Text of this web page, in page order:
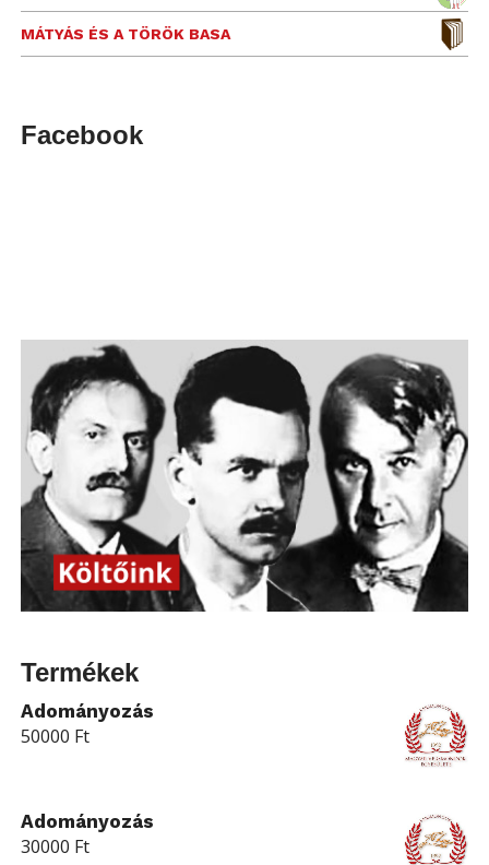
MÁTYÁS ÉS A TÖRÖK BASA
Facebook
Termékek
Adományozás
50000 Ft
Adományozás
30000 Ft